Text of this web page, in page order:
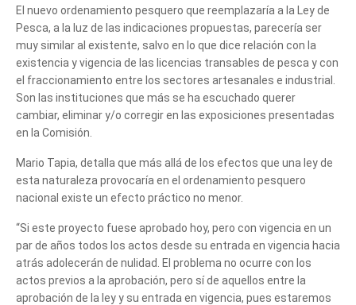
El nuevo ordenamiento pesquero que reemplazaría a la Ley de
Pesca, a la luz de las indicaciones propuestas, parecería ser
muy similar al existente, salvo en lo que dice relación con la
existencia y vigencia de las licencias transables de pesca y con
el fraccionamiento entre los sectores artesanales e industrial.
Son las instituciones que más se ha escuchado querer
cambiar, eliminar y/o corregir en las exposiciones presentadas
en la Comisión.
Mario Tapia, detalla que más allá de los efectos que una ley de
esta naturaleza provocaría en el ordenamiento pesquero
nacional existe un efecto práctico no menor.
“Si este proyecto fuese aprobado hoy, pero con vigencia en un
par de años todos los actos desde su entrada en vigencia hacia
atrás adolecerán de nulidad. El problema no ocurre con los
actos previos a la aprobación, pero sí de aquellos entre la
aprobación de la ley y su entrada en vigencia, pues estaremos